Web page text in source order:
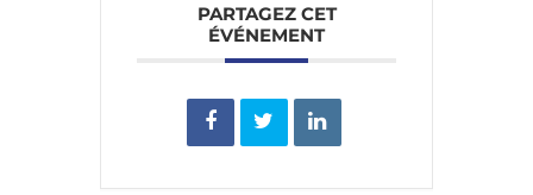
PARTAGEZ CET
ÉVÉNEMENT